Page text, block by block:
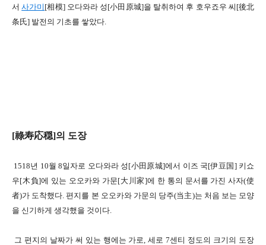
서사가미 [相模] 오다와라 성[小田原城]을 탈취하여 후 호우죠우 씨[後北
条氏] 발전의 기초를 쌓았다.
[祿寿応穏]의 도장
1518년 10월 8일 자로 오다와라성[小田原城]에서 이즈 국[伊豆国] 키쇼
우[木負]에 있는 오오카와 가문[大川家]에 한 통의 문서를 가진 사자(使
者)가 도착했다. 편지를 본 오오카와 가문의 당주(当主)는 처음 보는 모양
을 신기하게 생각했을 것이다.
그 편지의 날짜가 써 있는 행에는 가로,세로 7센티 정도의 크기의 도장